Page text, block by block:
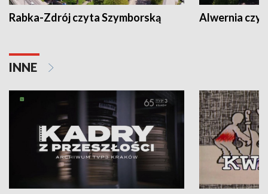
Rabka-Zdrój czyta Szymborską Alwernia
INNE